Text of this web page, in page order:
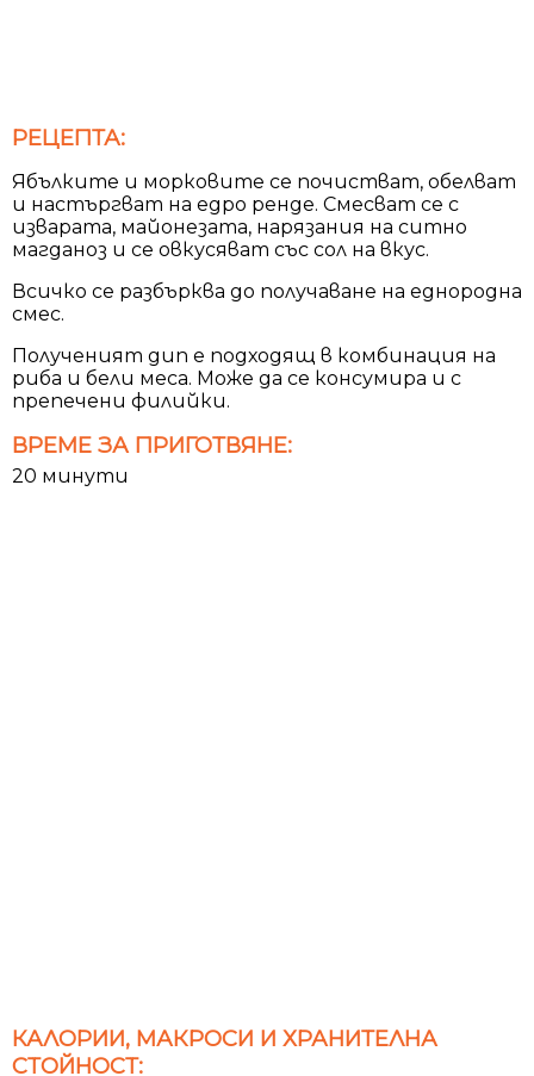
РЕЦЕПТА:
Ябълките и морковите се почистват, обелват
и настъргват на едро ренде. Смесват се с
изварата, майонезата, нарязания на ситно
магданоз и се овкусяват със сол на вкус.
Всичко се разбърква до получаване на еднородна
смес.
Полученият дип е подходящ в комбинация на
риба и бели меса. Може да се консумира и с
препечени филийки.
ВРЕМЕ ЗА ПРИГОТВЯНЕ:
20 минути
КАЛОРИИ, МАКРОСИ И ХРАНИТЕЛНА
СТОЙНОСТ: